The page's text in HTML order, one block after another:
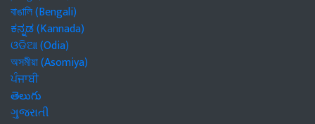
বাঙালি (Bengali)
ಕನ್ನಡ (Kannada)
ଓଡିଆ (Odia)
অসমীয়া (Asomiya)
ਪੰਜਾਬੀ
తెలుగు
ગુજરાતી